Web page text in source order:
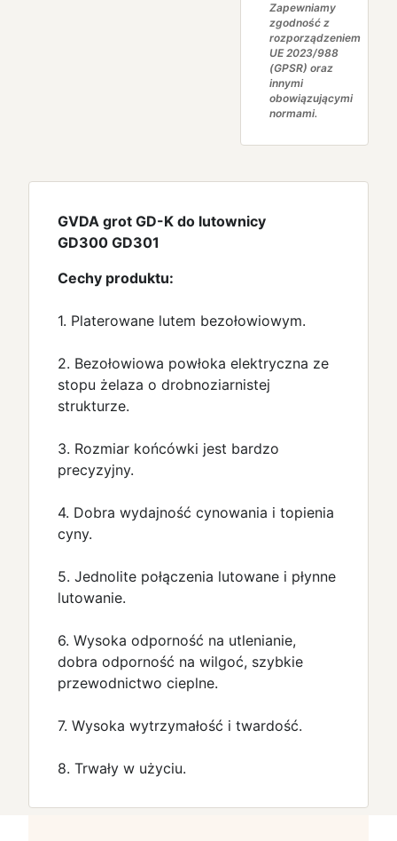
Zapewniamy
zgodność z
rozporządzeniem
UE 2023/988
(GPSR) oraz
innymi
obowiązującymi
normami.
GVDA grot GD-K do lutownicy
GD300 GD301
Cechy produktu:
1. Platerowane lutem bezołowiowym.
2. Bezołowiowa powłoka elektryczna ze
stopu żelaza o drobnoziarnistej
strukturze.
3. Rozmiar końcówki jest bardzo
precyzyjny.
4. Dobra wydajność cynowania i topienia
cyny.
5. Jednolite połączenia lutowane i płynne
lutowanie.
6. Wysoka odporność na utlenianie,
dobra odporność na wilgoć, szybkie
przewodnictwo cieplne.
7. Wysoka wytrzymałość i twardość.
8. Trwały w użyciu.